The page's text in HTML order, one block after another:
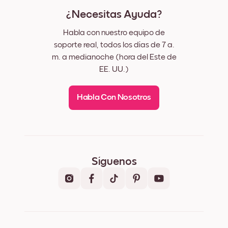
¿Necesitas Ayuda?
Habla con nuestro equipo de
soporte real, todos los días de 7 a.
m. a medianoche (hora del Este de
EE. UU.)
Habla Con Nosotros
Síguenos